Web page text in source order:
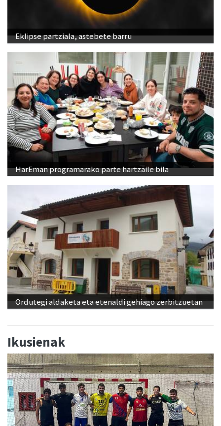
Eklipse partziala, astebete barru
HarEman programarako parte hartzaile bila
Ordutegi aldaketa eta etenaldi gehiago zerbitzuetan
Ikusienak